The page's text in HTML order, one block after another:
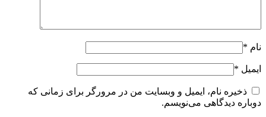
نام *
ایمیل *
ذخیره نام، ایمیل و وبسایت من در مرورگر برای زمانی که
دوباره دیدگاهی می‌نویسم.